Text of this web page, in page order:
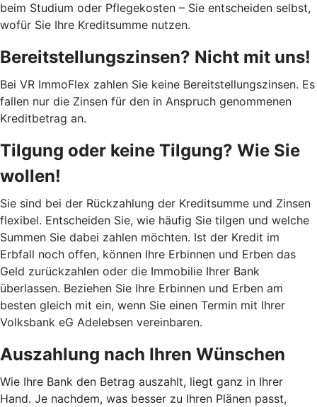
beim Studium oder Pflegekosten – Sie entscheiden selbst,
wofür Sie Ihre Kreditsumme nutzen.
Bereitstellungszinsen? Nicht mit uns!
Bei VR ImmoFlex zahlen Sie keine Bereitstellungszinsen. Es
fallen nur die Zinsen für den in Anspruch genommenen
Kreditbetrag an.
Tilgung oder keine Tilgung? Wie Sie
wollen!
Sie sind bei der Rückzahlung der Kreditsumme und Zinsen
flexibel. Entscheiden Sie, wie häufig Sie tilgen und welche
Summen Sie dabei zahlen möchten. Ist der Kredit im
Erbfall noch offen, können Ihre Erbinnen und Erben das
Geld zurückzahlen oder die Immobilie Ihrer Bank
überlassen. Beziehen Sie Ihre Erbinnen und Erben am
besten gleich mit ein, wenn Sie einen Termin mit Ihrer
Volksbank eG Adelebsen vereinbaren.
Auszahlung nach Ihren Wünschen
Wie Ihre Bank den Betrag auszahlt, liegt ganz in Ihrer
Hand. Je nachdem, was besser zu Ihren Plänen passt,